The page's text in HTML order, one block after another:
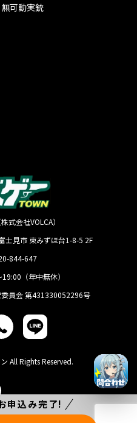
無可動実銃
式会社VOLCA）
士見市 東みずほ台1-8-5 2F
844-647
（年中無休）
員会 第431330052296号
All Rights Reserved.
お申込み完了!